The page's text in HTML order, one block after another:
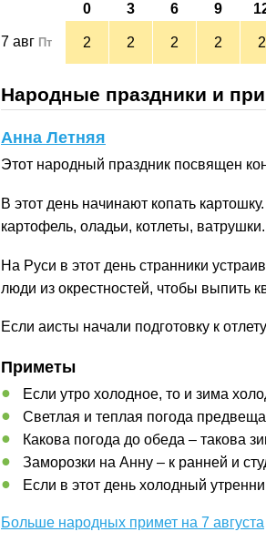
0 3 6 9
7 авг Пт 2 2 2 2 2
Народные праздники и
Анна Летняя
Этот народный праздник посвящен
В этот день начинают копать
картофель, оладьи, котлеты,
На Руси в этот день странники
люди из окрестностей, чтобы выпить
Если аисты начали подготовку к
Приметы
Если утро холодное, то и зима
Светлая и теплая погода
Какова погода до обеда – такова
Заморозки на Анну – к ранней и
Если в этот день холодный
Больше народных примет на 7 августа